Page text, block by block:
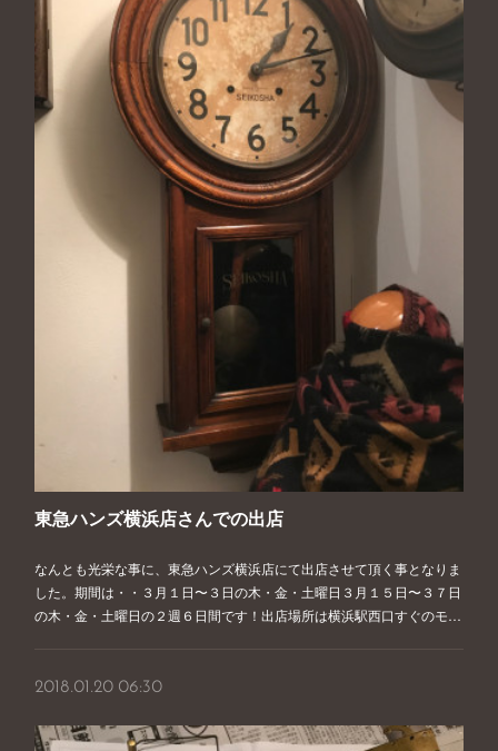
東急ハンズ横浜店さんでの出店
なんとも光栄な事に、東急ハンズ横浜店にて出店させて頂く事となりま
した。期間は・・３月１日〜３日の木・金・土曜日３月１５日〜３７日
の木・金・土曜日の２週６日間です！出店場所は横浜駅西口すぐのモ…
2018.01.20 06:30